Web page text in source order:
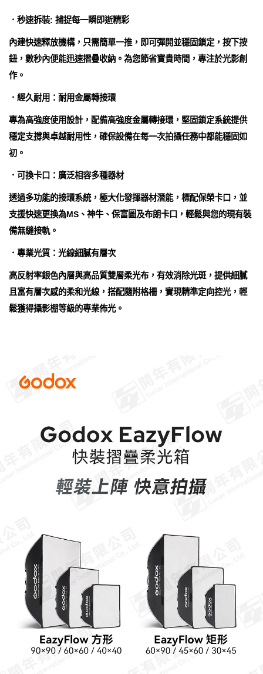
．秒速拆裝: 捕捉每一瞬即逝精彩
內建快速釋放機構，只需簡單一推，即可彈開並穩固鎖定，按下按
鈕，數秒內便能迅速摺疊收納。為您節省寶貴時間，專注於光影創
作。
．經久耐用：耐用金屬轉接環
專為高強度使用設計，配備高強度金屬轉接環，堅固鎖定系統提供
穩定支撐與卓越耐用性，確保設備在每一次拍攝任務中都能穩固如
初。
．可換卡口：廣泛相容多種器材
透過多功能的接環系統，極大化發揮器材潛能，標配保榮卡口，並
支援快速更換為MS、神牛、保富圖及布朗卡口，輕鬆與您的現有裝
備無縫接軌。
．專業光質：光線細膩有層次
高反射率銀色內層與高品質雙層柔光布，有效消除光斑，提供細膩
且富有層次感的柔和光線，搭配隨附格柵，實現精準定向控光，輕
鬆獲得攝影棚等級的專業佈光。